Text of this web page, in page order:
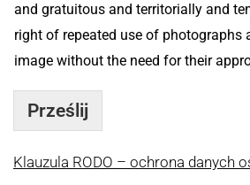
and gratuitous and territorially and
right of repeated use of photographs
image without the need for their
Prześlij
Klauzula RODO – ochrona danych